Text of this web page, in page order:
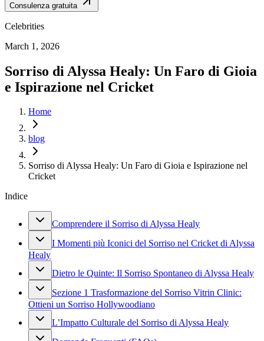
Consulenza gratuita
Celebrities
March 1, 2026
Sorriso di Alyssa Healy: Un Faro di Gioia
e Ispirazione nel Cricket
Home
blog
Sorriso di Alyssa Healy: Un Faro di Gioia e Ispirazione nel
Cricket
Indice
Comprendere il Sorriso di Alyssa Healy
I Momenti più Iconici del Sorriso nel Cricket di Alyssa
Healy
Dietro le Quinte: Il Sorriso Spontaneo di Alyssa Healy
Sezione 1 Trasformazione del Sorriso Vitrin Clinic:
Ottieni un Sorriso Hollywoodiano
L’Impatto Culturale del Sorriso di Alyssa Healy